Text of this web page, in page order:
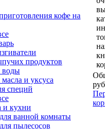
кофе на
продуктов
воды
и уксуса
специй
и кухни
ванной комнаты
пылесосов